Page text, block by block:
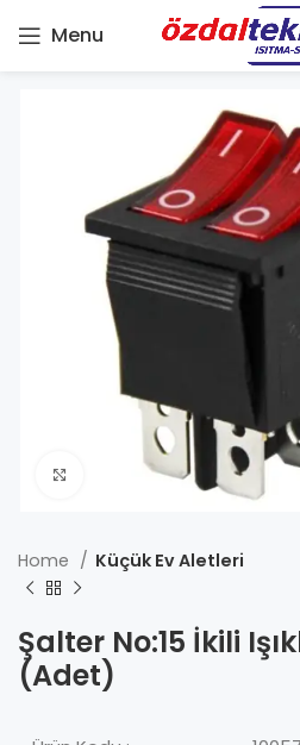
Menu
Click to enlarge
Home Küçük Ev Aletleri
Şalter No:15 İkili
(Adet)